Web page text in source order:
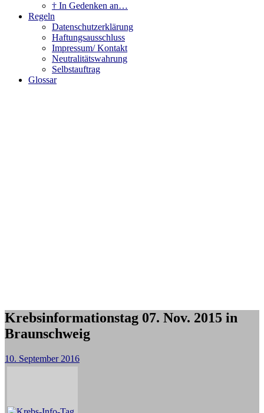
† In Gedenken an…
Regeln
Datenschutzerklärung
Haftungsausschluss
Impressum/ Kontakt
Neutralitätswahrung
Selbstauftrag
Glossar
Krebsinformationstag 07. Nov. 2015 in
Braunschweig
10. September 2016